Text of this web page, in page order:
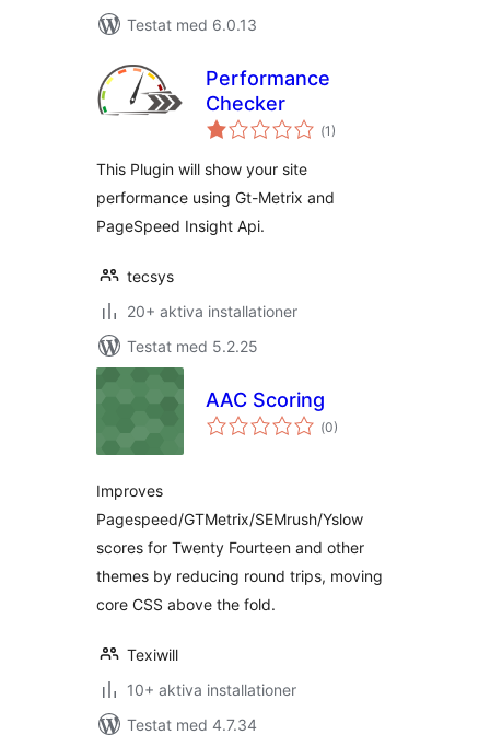
Testat med 6.0.13
Performance
Checker
(Totalt
antal
1)
This Plugin will show your site
performance using Gt-Metrix and
PageSpeed Insight Api.
tecsys
20+ aktiva installationer
Testat med 5.2.25
AAC Scoring
(Totalt
antal
0)
Improves
Pagespeed/GTMetrix/SEMrush/Yslow
scores for Twenty Fourteen and other
themes by reducing round trips, moving
core CSS above the fold.
Texiwill
10+ aktiva installationer
Testat med 4.7.34